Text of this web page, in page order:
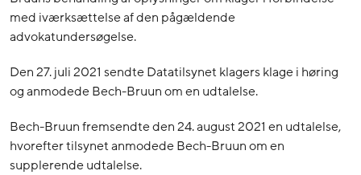
med iværksættelse af den pågældende
advokatundersøgelse.
Den 27. juli 2021 sendte Datatilsynet klagers klage i høring
og anmodede Bech-Bruun om en udtalelse.
Bech-Bruun fremsendte den 24. august 2021 en udtalelse,
hvorefter tilsynet anmodede Bech-Bruun om en
supplerende udtalelse.